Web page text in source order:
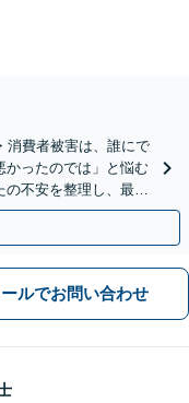
消費者被害は、誰にで
かったのでは」と悩む
不安を整理し、最善
談可】
ールでお問い合わせ